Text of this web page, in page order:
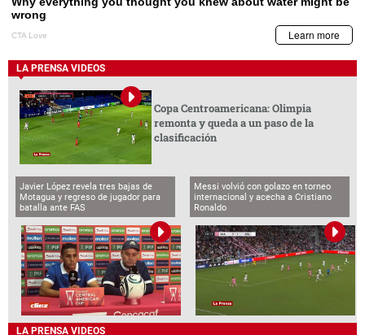
LA PRENSA VIDEOS
Copa Centroamericana: Olimpia
remonta y queda a un paso de la
clasificación
Javier López revela tres bajas de
Motagua y regreso de jugador para
batalla ante FAS
Messi volvió con golazo en torneo
internacional y acecha a Cristiano
Ronaldo
LA PRENSA VIDEOS